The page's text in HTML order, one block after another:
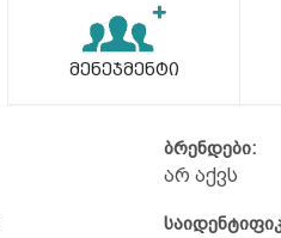
Მენეჯმენტი
ბრენდები:
არ აქვს